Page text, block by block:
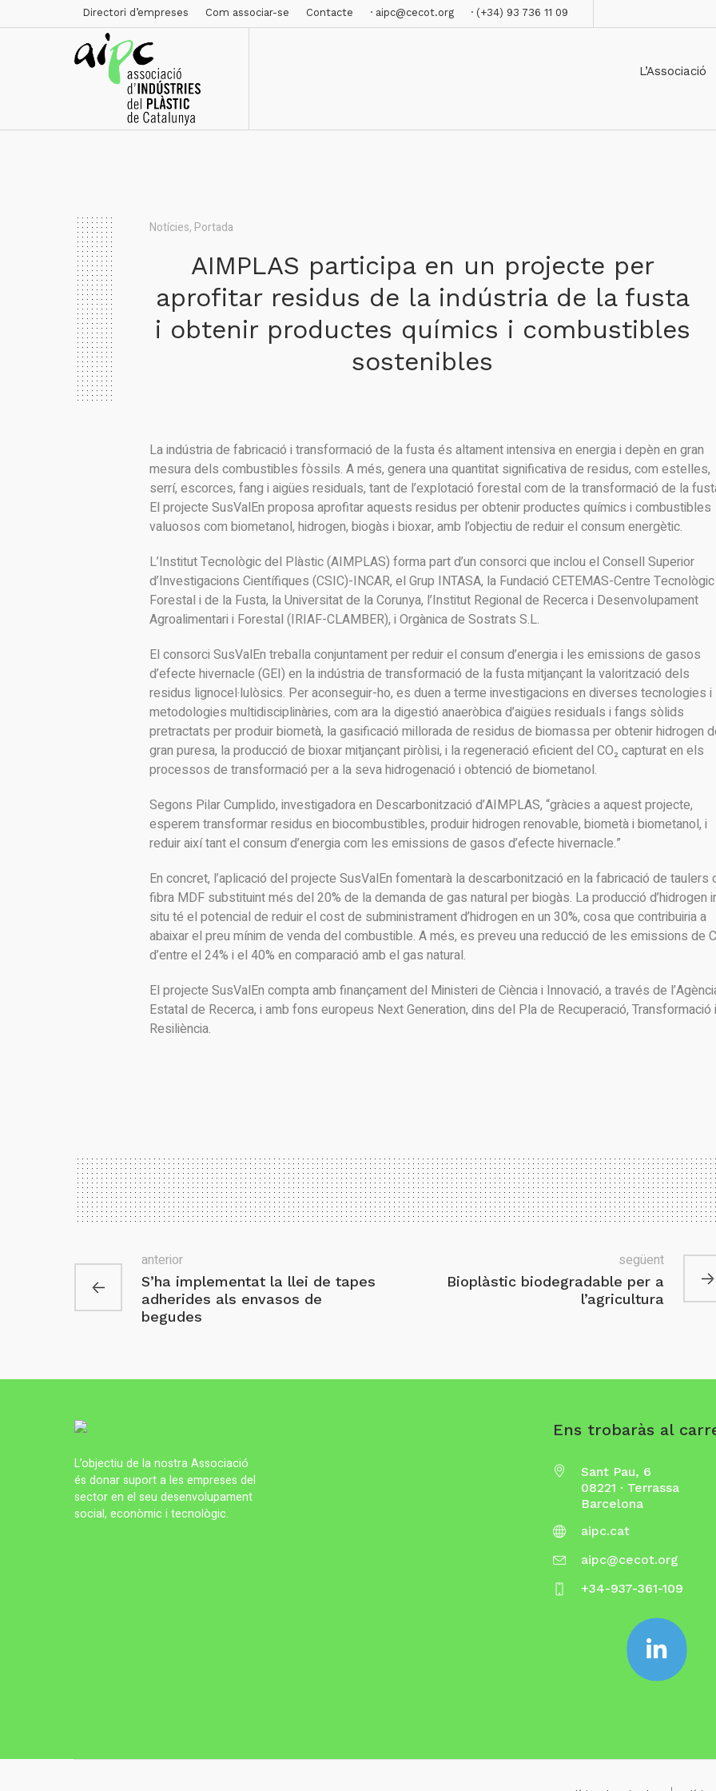
Directori d’empreses Com associar-se Contacte · aipc@cecot.org · (+34) 93 736 11 09
L’Associació
Notícies, Portada
AIMPLAS participa en un projecte per
aprofitar residus de la indústria de la fusta
i obtenir productes químics i combustibles
sostenibles
La indústria de fabricació i transformació de la fusta és altament intensiva en energia i depèn en gran
mesura dels combustibles fòssils. A més, genera una quantitat significativa de residus, com estelles,
serrí, escorces, fang i aigües residuals, tant de l’explotació forestal com de la transformació de la
El projecte SusValEn proposa aprofitar aquests residus per obtenir productes químics i combustibles
valuosos com biometanol, hidrogen, biogàs i bioxar, amb l’objectiu de reduir el consum energètic.
L’Institut Tecnològic del Plàstic (AIMPLAS) forma part d’un consorci que inclou el Consell Superior
d’Investigacions Científiques (CSIC)-INCAR, el Grup INTASA, la Fundació CETEMAS-Centre Tecnològic
Forestal i de la Fusta, la Universitat de la Corunya, l’Institut Regional de Recerca i Desenvolupament
Agroalimentari i Forestal (IRIAF-CLAMBER), i Orgànica de Sostrats S.L.
El consorci SusValEn treballa conjuntament per reduir el consum d’energia i les emissions de gasos
d’efecte hivernacle (GEI) en la indústria de transformació de la fusta mitjançant la valorització dels
residus lignocel·lulòsics. Per aconseguir-ho, es duen a terme investigacions en diverses tecnologies i
metodologies multidisciplinàries, com ara la digestió anaeròbica d’aigües residuals i fangs sòlids
pretractats per produir biometà, la gasificació millorada de residus de biomassa per obtenir hidrogen
gran puresa, la producció de bioxar mitjançant piròlisi, i la regeneració eficient del CO₂ capturat en els
processos de transformació per a la seva hidrogenació i obtenció de biometanol.
Segons Pilar Cumplido, investigadora en Descarbonització d’AIMPLAS, “gràcies a aquest projecte,
esperem transformar residus en biocombustibles, produir hidrogen renovable, biometà i biometanol, i
reduir així tant el consum d’energia com les emissions de gasos d’efecte hivernacle.”
En concret, l’aplicació del projecte SusValEn fomentarà la descarbonització en la fabricació de taulers
fibra MDF substituint més del 20% de la demanda de gas natural per biogàs. La producció d’hidrogen
situ té el potencial de reduir el cost de subministrament d’hidrogen en un 30%, cosa que contribuiria a
abaixar el preu mínim de venda del combustible. A més, es preveu una reducció de les emissions de
d’entre el 24% i el 40% en comparació amb el gas natural.
El projecte SusValEn compta amb finançament del Ministeri de Ciència i Innovació, a través de
Estatal de Recerca, i amb fons europeus Next Generation, dins del Pla de Recuperació, Transformació i
Resiliència.
S’ha implementat la llei de tapes
adherides als envasos de
begudes
anterior
Bioplàstic biodegradable per a
l’agricultura
següent
L’objectiu de la nostra Associació
és donar suport a les empreses del
sector en el seu desenvolupament
social, econòmic i tecnològic.
Ens trobaràs al
Sant Pau, 6
08221 · Terrassa
Barcelona
aipc.cat
aipc@cecot.org
+34-937-361-109